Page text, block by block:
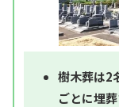
樹木葬は2
ごとに埋